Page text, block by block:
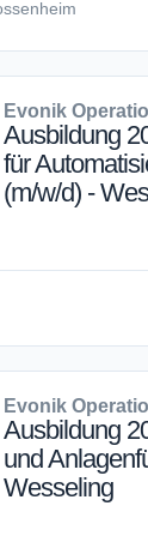
Evonik
Ausbildung
für
(m/w/d) -
Evonik
Ausbildung
und
Wesseling